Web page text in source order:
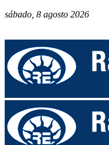
sábado, 8 agosto 2026